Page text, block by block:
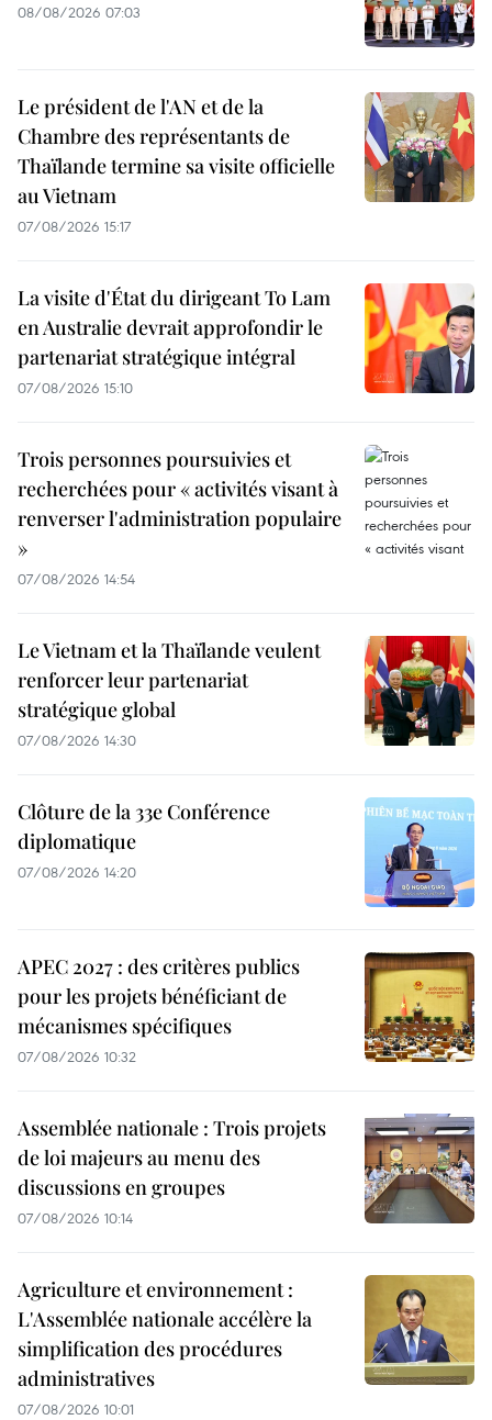
08/08/2026 07:03
Le président de l'AN et de la
Chambre des représentants de
Thaïlande termine sa visite officielle
au Vietnam
07/08/2026 15:17
La visite d'État du dirigeant To Lam
en Australie devrait approfondir le
partenariat stratégique intégral
07/08/2026 15:10
Trois personnes poursuivies et
recherchées pour « activités visant à
renverser l'administration populaire
»
07/08/2026 14:54
Le Vietnam et la Thaïlande veulent
renforcer leur partenariat
stratégique global
07/08/2026 14:30
Clôture de la 33e Conférence
diplomatique
07/08/2026 14:20
APEC 2027 : des critères publics
pour les projets bénéficiant de
mécanismes spécifiques
07/08/2026 10:32
Assemblée nationale : Trois projets
de loi majeurs au menu des
discussions en groupes
07/08/2026 10:14
Agriculture et environnement :
L'Assemblée nationale accélère la
simplification des procédures
administratives
07/08/2026 10:01